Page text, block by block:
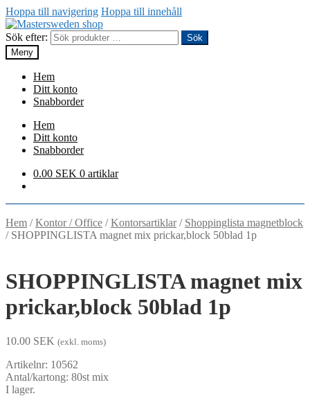
Hoppa till navigering Hoppa till innehåll
Sök efter:
Sök
Meny
Hem
Ditt konto
Snabborder
Hem
Ditt konto
Snabborder
0.00 SEK 0 artiklar
Hem /Kontor / Office /Kontorsartiklar/ Shoppinglista magnetblock
/ SHOPPINGLISTA magnet mix prickar,block 50blad 1p
SHOPPINGLISTA magnet mix
prickar,block 50blad 1p
10.00 SEK (exkl. moms)
Artikelnr: 10562
Antal/kartong: 80st mix
I lager.